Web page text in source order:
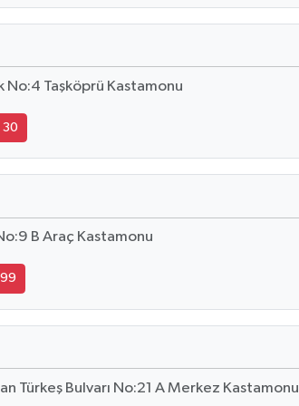
No:4 Taşköprü Kastamonu
30
B Araç Kastamonu
Türkeş Bulvarı No:21 A Merkez Kastamonu